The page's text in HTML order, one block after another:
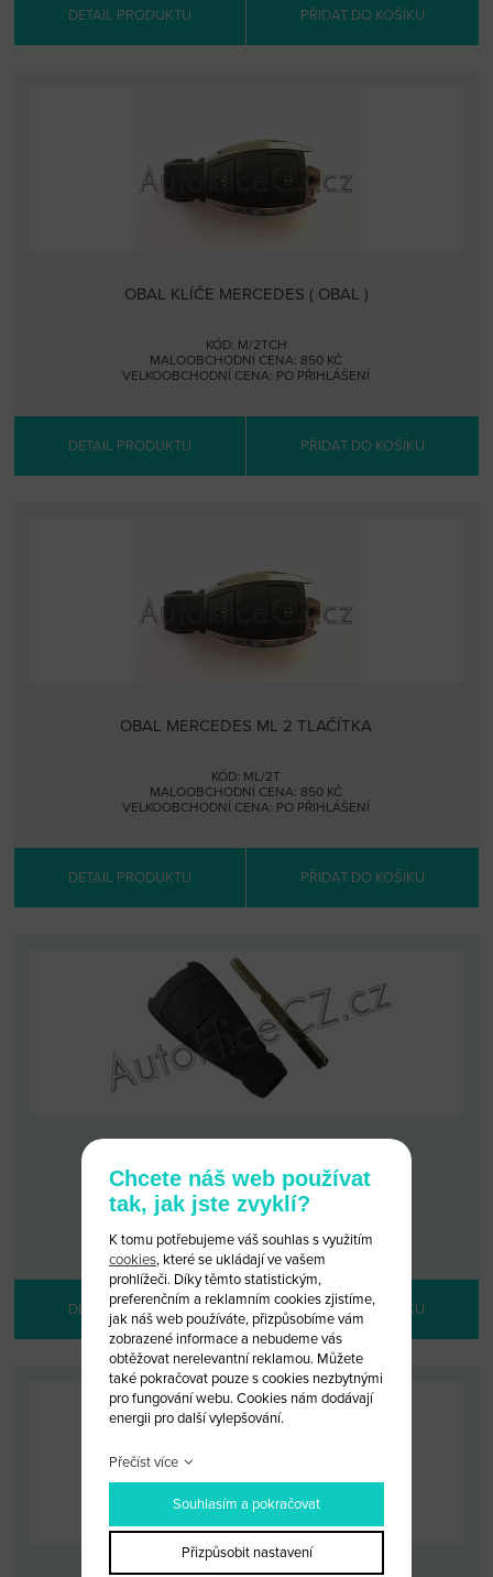
DETAIL PRODUKTU PŘIDAT DO KOŠÍKU
OBAL KLÍČE MERCEDES ( OBAL )
KÓD: M/2TCH
MALOOBCHODNÍ CENA: 850 KČ
VELKOOBCHODNÍ CENA: PO PŘIHLÁŠENÍ
DETAIL PRODUKTU PŘIDAT DO KOŠÍKU
OBAL MERCEDES ML 2 TLAČÍTKA
KÓD: ML/2T
MALOOBCHODNÍ CENA: 850 KČ
VELKOOBCHODNÍ CENA: PO PŘIHLÁŠENÍ
DETAIL PRODUKTU PŘIDAT DO KOŠÍKU
KÓD: MERCEDES B/9B
VELKOOBCHODNÍ CENA:PO PŘIHLÁŠENÍ
DETAIL PRODUKTU PŘIDAT DO KOŠÍKU
Chcete náš web používat
tak, jak jste zvyklí?
K tomu potřebujeme váš souhlas s využitím
cookies, které se ukládají ve vašem
prohlížeči. Díky těmto statistickým,
preferenčním a reklamním cookies zjistíme,
jak náš web používáte, přizpůsobíme vám
zobrazené informace a nebudeme vás
obtěžovat nerelevantní reklamou. Můžete
také pokračovat pouze s cookies nezbytnými
pro fungování webu. Cookies nám dodávají
energii pro další vylepšování.
Přečíst více
Souhlasím a pokračovat
Přizpůsobit nastavení